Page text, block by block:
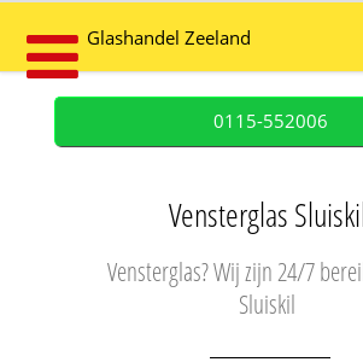
Glashandel Zeeland
0115-552006
Vensterglas
Vensterglas? Wij zijn 24/7
Sluiskil